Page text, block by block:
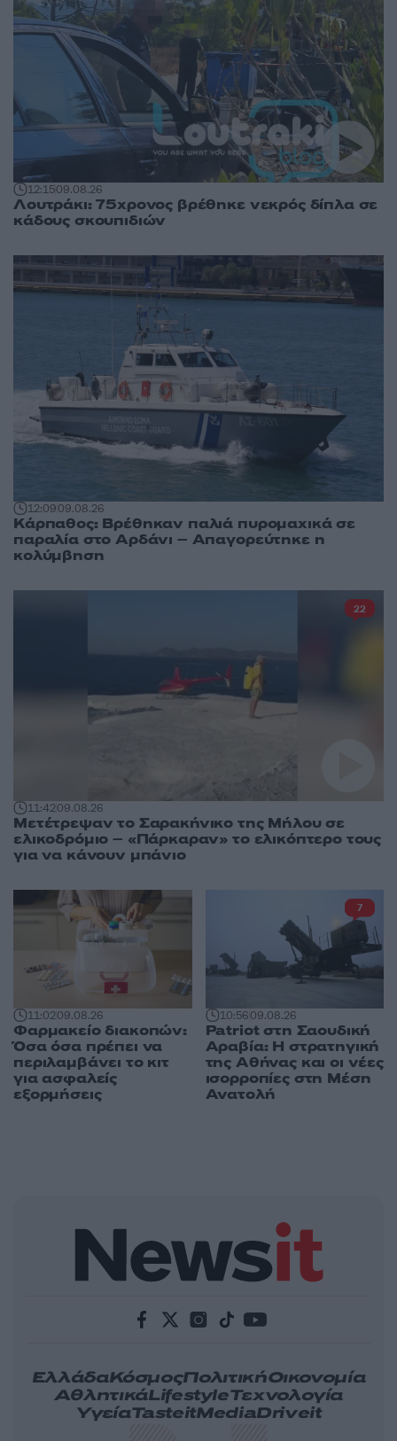
12:1509.08.26
Λουτράκι: 75χρονος βρέθηκε νεκρός δίπλα σε
κάδους σκουπιδιών
12:0909.08.26
Κάρπαθος: Βρέθηκαν παλιά πυρομαχικά σε
παραλία στο Αρδάνι – Απαγορεύτηκε η
κολύμβηση
11:4209.08.26
Μετέτρεψαν το Σαρακήνικο της Μήλου σε
ελικοδρόμιο – «Πάρκαραν» το ελικόπτερο τους
για να κάνουν μπάνιο
22
11:0209.08.26
Φαρμακείο διακοπών:
Όσα όσα πρέπει να
περιλαμβάνει το κιτ
για ασφαλείς
εξορμήσεις
10:5609.08.26
Patriot στη Σαουδική
Αραβία: Η στρατηγική
της Αθήνας και οι νέες
ισορροπίες στη Μέση
Ανατολή
7
ΕλλάδαΚόσμοςΠολιτικήΟικονομία
ΑθλητικάLifestyleΤεχνολογία
ΥγείαTasteitMediaDriveit